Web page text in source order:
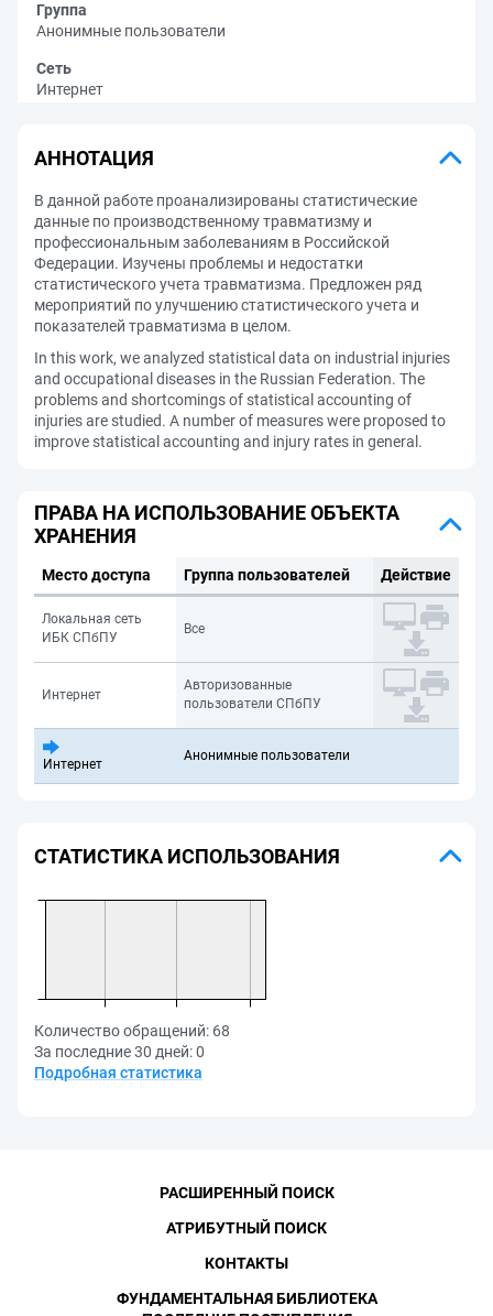
Группа
Анонимные пользователи
Сеть
Интернет
АННОТАЦИЯ
В данной работе проанализированы статистические
данные по производственному травматизму и
профессиональным заболеваниям в Российской
Федерации. Изучены проблемы и недостатки
статистического учета травматизма. Предложен ряд
мероприятий по улучшению статистического учета и
показателей травматизма в целом.
In this work, we analyzed statistical data on industrial injuries
and occupational diseases in the Russian Federation. The
problems and shortcomings of statistical accounting of
injuries are studied. A number of measures were proposed to
improve statistical accounting and injury rates in general.
ПРАВА НА ИСПОЛЬЗОВАНИЕ ОБЪЕКТА
ХРАНЕНИЯ
Место доступа Группа пользователей Действие
Локальная сеть
ИБК СПбПУ
Все
Интернет
Авторизованные
пользователи СПбПУ
Интернет
Анонимные пользователи
СТАТИСТИКА ИСПОЛЬЗОВАНИЯ
Количество обращений: 68
За последние 30 дней:0
Подробная статистика
РАСШИРЕННЫЙ ПОИСК
АТРИБУТНЫЙ ПОИСК
КОНТАКТЫ
ФУНДАМЕНТАЛЬНАЯ БИБЛИОТЕКА